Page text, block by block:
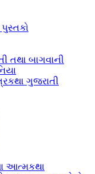
તથા બાગવાની
ગુજરાતી
આત્મકથા